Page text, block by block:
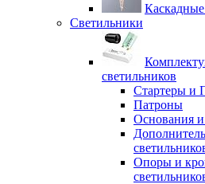
Светильники
светильников
Стартеры и
Патроны
Основания
Опоры и